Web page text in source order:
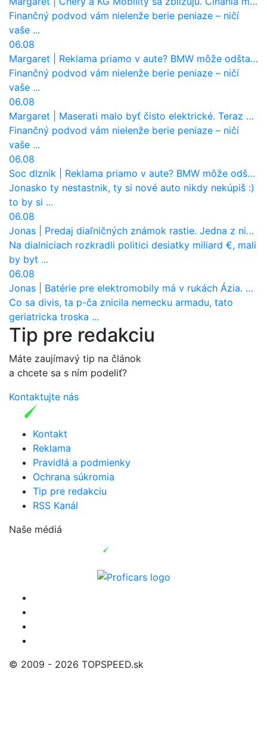
Finančný podvod vám nielenže berie peniaze – ničí
vaše ...
06.08
Margaret
Reklama priamo v aute? BMW môže odštartovať nový trend
Finančný podvod vám nielenže berie peniaze – ničí
vaše ...
06.08
Margaret
Maserati malo byť čisto elektrické. Teraz zisťuje, že potrebuje nový osemvalcový motor
Finančný podvod vám nielenže berie peniaze – ničí
vaše ...
06.08
Soc dlznik
Reklama priamo v aute? BMW môže odštartovať nový trend
Jonasko ty nestastnik, ty si nové auto nikdy nekúpiš :)
to by si ...
06.08
Jonas
Predaj diaľničných známok rastie. Jedna z nich zaznamenala nečakane výrazný nárast
Na dialniciach rozkradli politici desiatky miliard €, mali
by byt ...
06.08
Jonas
Batérie pre elektromobily má v rukách Ázia. Európa ale stráca kontrolu aj nad vlastnou výrobou!
Co sa divis, ta p-ča znicila nemecku armadu, tato
geriatricka troska ...
Tip pre redakciu
Máte zaujímavý tip na článok
a chcete sa s ním podeliť?
Kontaktujte nás
Kontakt
Reklama
Pravidlá a podmienky
Ochrana súkromia
Tip pre redakciu
RSS Kanál
Naše médiá
© 2009 - 2026 TOPSPEED.sk